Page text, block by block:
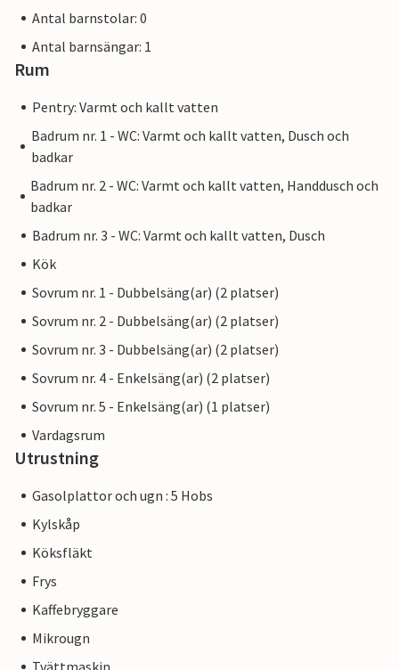
Antal barnstolar: 0
Antal barnsängar: 1
Rum
Pentry: Varmt och kallt vatten
Badrum nr. 1 - WC: Varmt och kallt vatten, Dusch och
badkar
Badrum nr. 2 - WC: Varmt och kallt vatten, Handdusch och
badkar
Badrum nr. 3 - WC: Varmt och kallt vatten, Dusch
Kök
Sovrum nr. 1 - Dubbelsäng(ar) (2 platser)
Sovrum nr. 2 - Dubbelsäng(ar) (2 platser)
Sovrum nr. 3 - Dubbelsäng(ar) (2 platser)
Sovrum nr. 4 - Enkelsäng(ar) (2 platser)
Sovrum nr. 5 - Enkelsäng(ar) (1 platser)
Vardagsrum
Utrustning
Gasolplattor och ugn : 5 Hobs
Kylskåp
Köksfläkt
Frys
Kaffebryggare
Mikrougn